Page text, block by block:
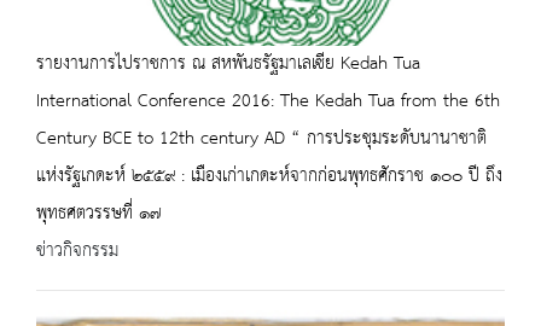
รายงานการไปราชการ ณ สหพันธรัฐมาเลเซีย Kedah Tua
International Conference 2016: The Kedah Tua from the 6th
Century BCE to 12th century AD “ การประชุมระดับนานาชาติ
แห่งรัฐเกดะห์ ๒๕๕๙ : เมืองเก่าเกดะห์จากก่อนพุทธศักราช ๑๐๐ ปี ถึง
พุทธศตวรรษที่ ๑๗
ข่าวกิจกรรม